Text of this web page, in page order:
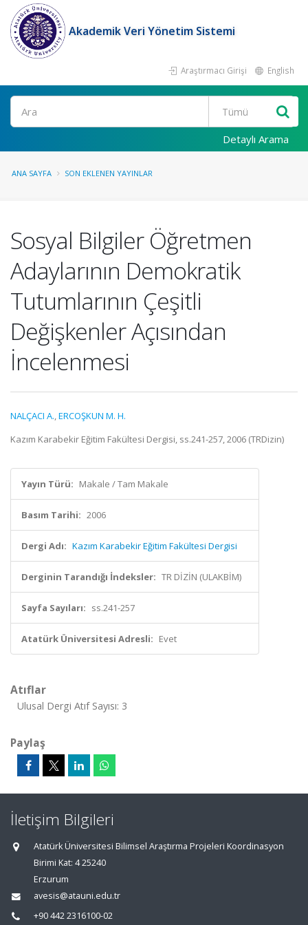
Akademik Veri Yönetim Sistemi
Araştırmacı Girişi English
Ara
Detaylı Arama
ANA SAYFA SON EKLENEN YAYINLAR
Sosyal Bilgiler Öğretmen
Adaylarının Demokratik
Tutumlarının Çeşitli
Değişkenler Açısından
İncelenmesi
NALÇACI A.,ERCOŞKUN M. H.
Kazım Karabekir Eğitim Fakültesi Dergisi, ss.241-257, 2006 (TRDizin)
Yayın Türü: Makale / Tam Makale
Basım Tarihi: 2006
Dergi Adı: Kazım Karabekir Eğitim Fakültesi Dergisi
Derginin Tarandığı İndeksler: TR DİZİN (ULAKBİM)
Sayfa Sayıları: ss.241-257
Atatürk Üniversitesi Adresli: Evet
Atıflar
Ulusal Dergi Atıf Sayısı: 3
Paylaş
İletişim Bilgileri
Atatürk Üniversitesi Bilimsel Araştırma Projeleri Koordinasyon
Birimi Kat: 4 25240
Erzurum
avesis@atauni.edu.tr
+90 442 2316100-02